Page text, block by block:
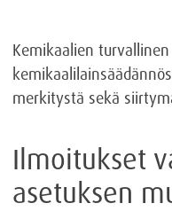
Kemikaalien
merkitystä sekä
Ilmoitukset
asetuksen